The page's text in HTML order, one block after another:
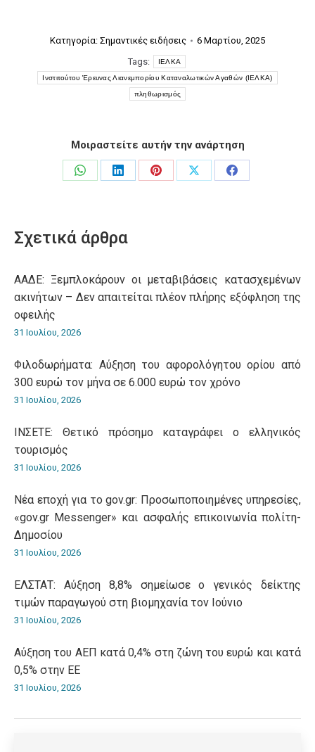
Κατηγορία: Σημαντικές ειδήσεις
6 Μαρτίου, 2025
Tags:
ΙΕΛΚΑ
Ινστιτούτου Έρευνας Λιανεμπορίου Καταναλωτικών Αγαθών (ΙΕΛΚΑ)
πληθωρισμός
Μοιραστείτε αυτήν την ανάρτηση
Share
Share
Share
Share
Share
Σχετικά άρθρα
ΑΑΔΕ: Ξεμπλοκάρουν οι μεταβιβάσεις κατασχεμένων
ακινήτων – Δεν απαιτείται πλέον πλήρης εξόφληση της
οφειλής
31 Ιουλίου, 2026
Φιλοδωρήματα: Αύξηση του αφορολόγητου ορίου από
300 ευρώ τον μήνα σε 6.000 ευρώ τον χρόνο
31 Ιουλίου, 2026
ΙΝΣΕΤΕ: Θετικό πρόσημο καταγράφει ο ελληνικός
τουρισμός
31 Ιουλίου, 2026
Νέα εποχή για το gov.gr: Προσωποποιημένες υπηρεσίες,
«gov.gr Messenger» και ασφαλής επικοινωνία πολίτη-
Δημοσίου
31 Ιουλίου, 2026
ΕΛΣΤΑΤ: Αύξηση 8,8% σημείωσε ο γενικός δείκτης
τιμών παραγωγού στη βιομηχανία τον Ιούνιο
31 Ιουλίου, 2026
Αύξηση του ΑΕΠ κατά 0,4% στη ζώνη του ευρώ και κατά
0,5% στην ΕΕ
31 Ιουλίου, 2026